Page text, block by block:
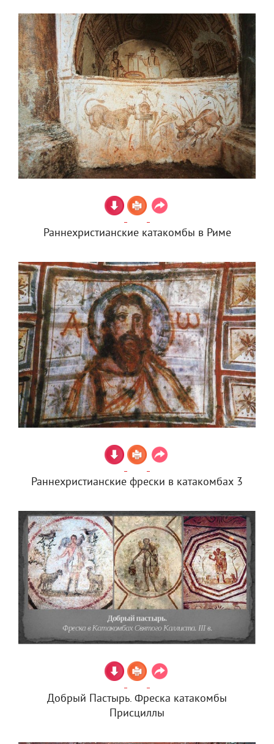
Раннехристианские катакомбы в Риме
Раннехристианские фрески в катакомбах 3
Добрый Пастырь. Фреска катакомбы
Присциллы